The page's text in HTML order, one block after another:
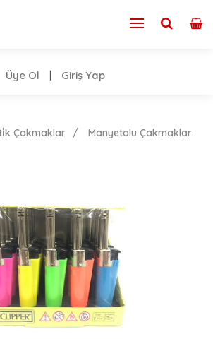
Üye Ol Giriş Yap
Çakmaklar Manyetolu Çakmaklar